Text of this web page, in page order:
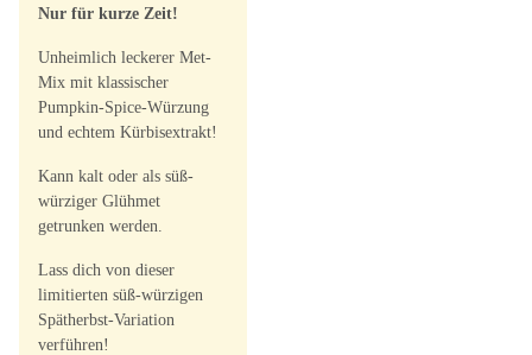
Nur für kurze Zeit!
Unheimlich leckerer Met-
Mix mit klassischer
Pumpkin-Spice-Würzung
und echtem Kürbisextrakt!
Kann kalt oder als süß-
würziger Glühmet
getrunken werden.
Lass dich von dieser
limitierten süß-würzigen
Spätherbst-Variation
verführen!